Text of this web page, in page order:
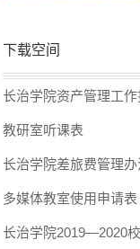
下载空间
长治学院资产管理工
教研室听课表
长治学院差旅费管理办
多媒体教室使用申请表
长治学院2019—2020